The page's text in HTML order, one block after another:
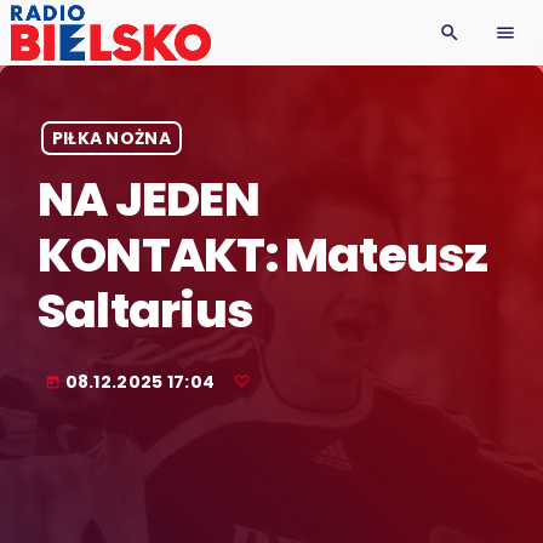
search menu
PIŁKA NOŻNA
NA JEDEN
KONTAKT: Mateusz
Saltarius
today 08.12.2025 17:04